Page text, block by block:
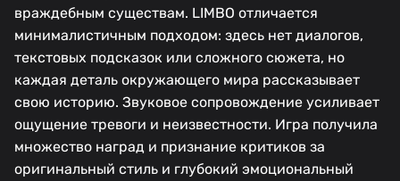
враждебным существам. LIMBO отличается
минималистичным подходом: здесь нет диалогов,
текстовых подсказок или сложного сюжета, но
каждая деталь окружающего мира рассказывает
свою историю. Звуковое сопровождение усиливает
ощущение тревоги и неизвестности. Игра получила
множество наград и признание критиков за
оригинальный стиль и глубокий эмоциональный